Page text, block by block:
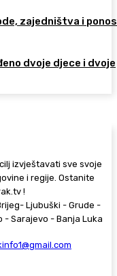
zajedništva i
dvoje djece i dvoje
izvještavati sve svoje
i regije. Ostanite
!
Ljubuški - Grude -
- Sarajevo - Banja Luka